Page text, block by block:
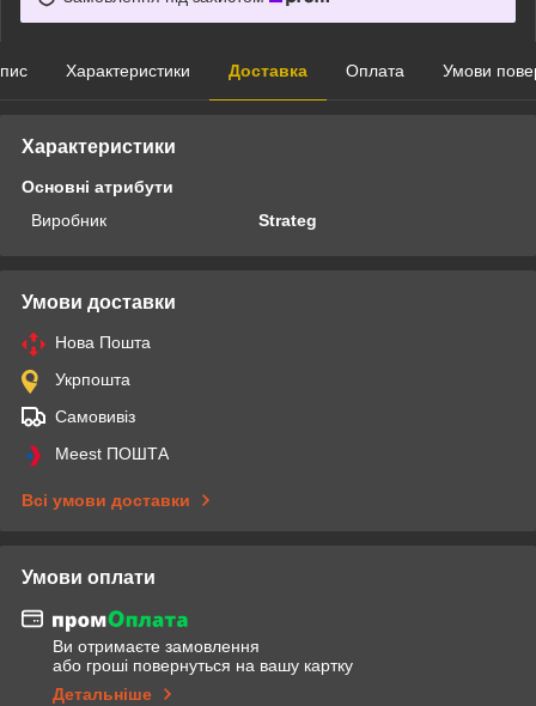
Характеристики Доставка Оплата Умови
Характеристики
Основні атрибути
Виробник
Strateg
Умови доставки
Нова Пошта
Укрпошта
Самовивіз
Meest ПОШТА
Всі умови доставки
Умови оплати
Ви отримаєте замовлення
або гроші повернуться на вашу картку
Детальніше